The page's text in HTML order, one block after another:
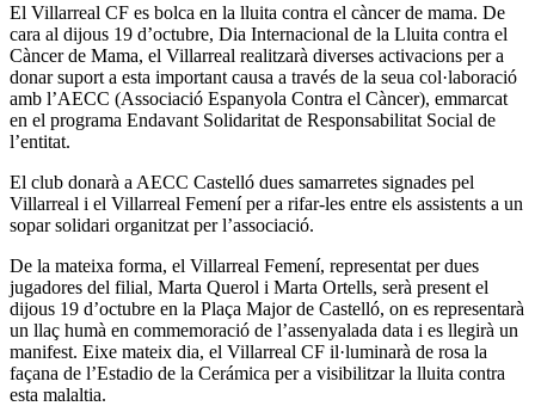
El Villarreal CF es bolca en la lluita contra el càncer de mama. De
cara al dijous 19 d’octubre, Dia Internacional de la Lluita contra el
Càncer de Mama, el Villarreal realitzarà diverses activacions per a
donar suport a esta important causa a través de la seua col·laboració
amb l’AECC (Associació Espanyola Contra el Càncer), emmarcat
en el programa Endavant Solidaritat de Responsabilitat Social de
l’entitat.
El club donarà a AECC Castelló dues samarretes signades pel
Villarreal i el Villarreal Femení per a rifar-les entre els assistents a un
sopar solidari organitzat per l’associació.
De la mateixa forma, el Villarreal Femení, representat per dues
jugadores del filial, Marta Querol i Marta Ortells, serà present el
dijous 19 d’octubre en la Plaça Major de Castelló, on es representarà
un llaç humà en commemoració de l’assenyalada data i es llegirà un
manifest. Eixe mateix dia, el Villarreal CF il·luminarà de rosa la
façana de l’Estadio de la Cerámica per a visibilitzar la lluita contra
esta malaltia.